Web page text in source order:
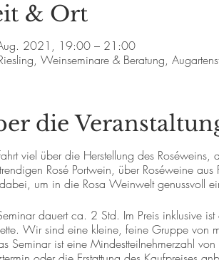
& Ort
2021, 19:00 – 21:00
Weinseminare & Beratung,
die
viel über die Herstellung des
Rosé Portwein, über Roséweine
um in die Rosa Weinwelt genussvoll
dauert ca. 2 Std. Im Preis inklusive
Wir sind eine kleine, feine Gruppe von
Seminar ist eine Mindestteilnehmerzahl